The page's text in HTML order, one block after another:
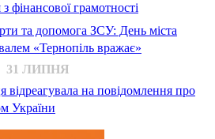
фінансової грамотності
та допомога ЗСУ: День міста
«Тернопіль вражає»
31 ЛИПНЯ
відреагувала на повідомлення про
України